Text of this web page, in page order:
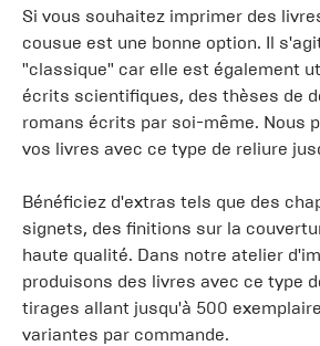
Si vous souhaitez imprimer des
cousue est une bonne option. Il
"classique" car elle est également
écrits scientifiques, des thèses de
romans écrits par soi-même. Nous
vos livres avec ce type de reliure
Bénéficiez d'extras tels que des
signets, des finitions sur la
haute qualité. Dans notre atelier
produisons des livres avec ce type
tirages allant jusqu'à 500
variantes par commande.